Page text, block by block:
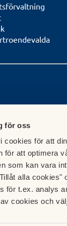
för oss
cookies för att
för att optimera
som kan vara
alla
för t.ex. analys
cookies och
till
Vänligen boka en
via
.